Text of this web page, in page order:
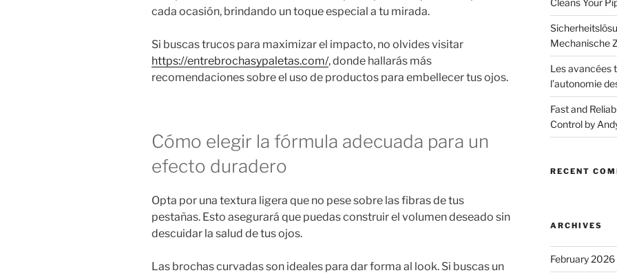
cada ocasión, brindando un toque especial a tu mirada.
Si buscas trucos para maximizar el impacto, no olvides visitar
https://entrebrochasypaletas.com/, donde hallarás más
recomendaciones sobre el uso de productos para embellecer tus ojos.
Cómo elegir la fórmula adecuada para un
efecto duradero
Opta por una textura ligera que no pese sobre las fibras de tus
pestañas. Esto asegurará que puedas construir el volumen deseado sin
descuidar la salud de tus ojos.
Las brochas curvadas son ideales para dar forma al look. Si buscas un
Cleans Your
Mechanische
Les avancées
l’autonomie
Fast and
Control by
RECENT
ARCHIVES
February 2026